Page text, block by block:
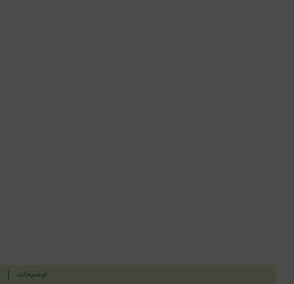
توضیحات